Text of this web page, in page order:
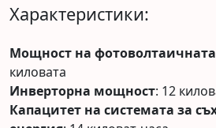
Характеристики:
Мощност на
киловата
Инверторна мощност: 12
Капацитет на системата за